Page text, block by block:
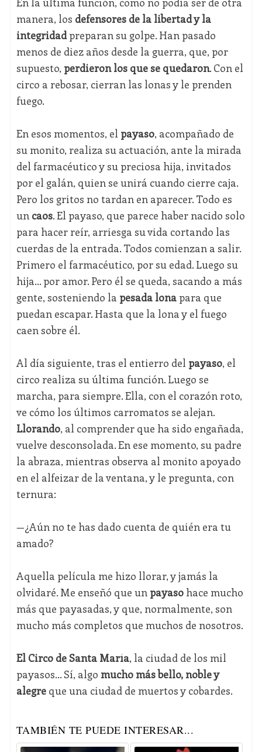
manera, los defensores de la libertad y la
integridadpreparan su golpe. Han pasado
menos de diez años desde la guerra, que, por
supuesto, perdieron los que se quedaron. Con el
circo a rebosar, cierran las lonas y le prenden
fuego.
En esos momentos, el payaso, acompañado de
su monito, realiza su actuación, ante la mirada
del farmacéutico y su preciosa hija, invitados
por el galán, quien se unirá cuando cierre caja.
Pero los gritos no tardan en aparecer. Todo es
un caos. El payaso, que parece haber nacido solo
para hacer reír, arriesga su vida cortando las
cuerdas de la entrada. Todos comienzan a salir.
Primero el farmacéutico, por su edad. Luego su
hija… por amor. Pero él se queda, sacando a más
gente, sosteniendo la pesada lonapara que
puedan escapar. Hasta que la lona y el fuego
caen sobre él.
Al día siguiente, tras el entierro del payaso, el
circo realiza su última función. Luego se
marcha, para siempre. Ella, con el corazón roto,
ve cómo los últimos carromatos se alejan.
Llorando, al comprender que ha sido engañada,
vuelve desconsolada. En ese momento, su padre
la abraza, mientras observa al monito apoyado
en el alfeizar de la ventana, y le pregunta, con
ternura:
—¿Aún no te has dado cuenta de quién era tu
amado?
Aquella película me hizo llorar, y jamás la
olvidaré. Me enseñó que un payasohace mucho
más que payasadas, y que, normalmente, son
mucho más completos que muchos de nosotros.
El Circo de Santa María, la ciudad de los mil
payasos… Sí, algo mucho más bello, noble y
alegreque una ciudad de muertos y cobardes.
TAMBIÉN TE PUEDE INTERESAR...